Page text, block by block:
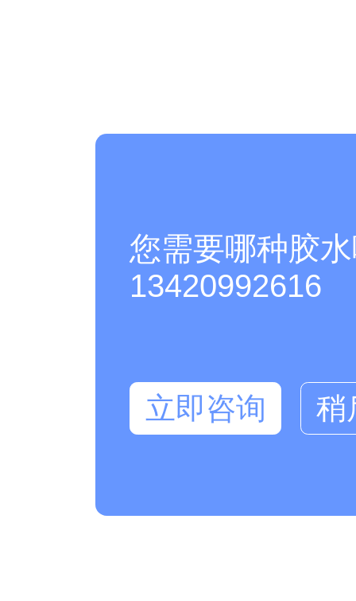
您需要哪种胶
13420992616
立即咨询 稍